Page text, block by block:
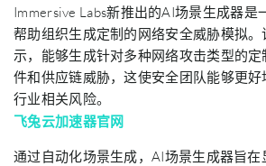
Immersive Labs新推出的AI场景生成器是
帮助组织生成定制的网络安全威胁模拟
示，能够生成针对多种网络攻击类型的
件和供应链威胁，这使安全团队能够更
行业相关风险。
飞兔云加速器官网
通过自动化场景生成，AI场景生成器旨